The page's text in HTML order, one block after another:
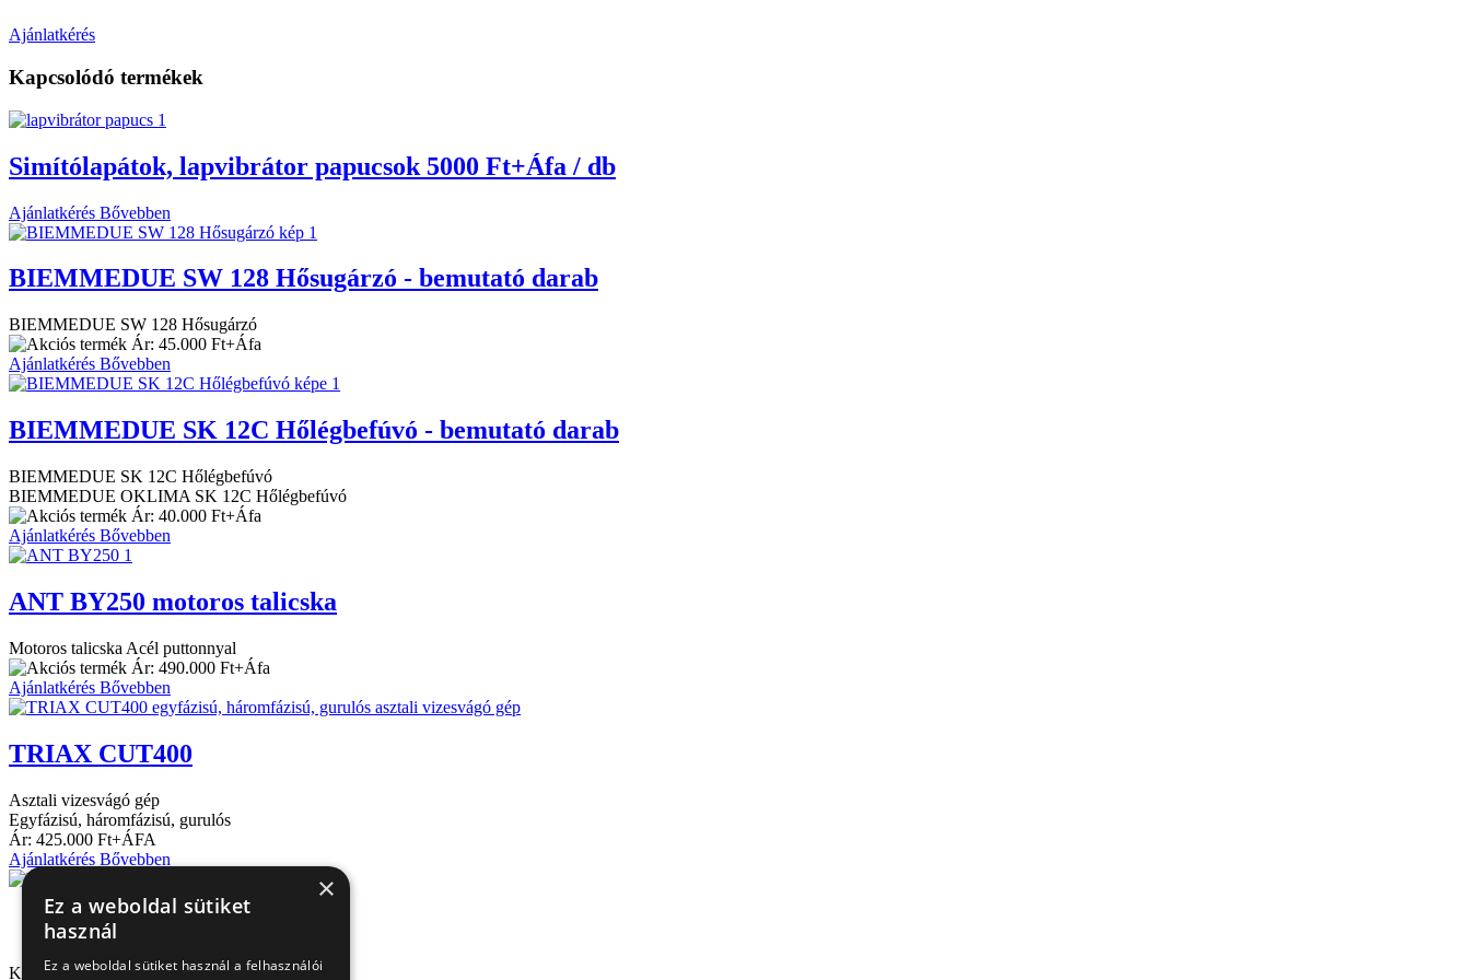
Ajánlatkérés
Kapcsolódó termékek
Simítólapátok, lapvibrátor papucsok 5000 Ft+Áfa / db
Ajánlatkérés Bővebben
BIEMMEDUE SW 128 Hősugárzó - bemutató darab
BIEMMEDUE SW 128 Hősugárzó
Ár: 45.000 Ft+Áfa
Ajánlatkérés Bővebben
BIEMMEDUE SK 12C Hőlégbefúvó - bemutató darab
BIEMMEDUE SK 12C Hőlégbefúvó
BIEMMEDUE OKLIMA SK 12C Hőlégbefúvó
Ár: 40.000 Ft+Áfa
Ajánlatkérés Bővebben
ANT BY250 motoros talicska
Motoros talicska Acél puttonnyal
Ár: 490.000 Ft+Áfa
Ajánlatkérés Bővebben
TRIAX CUT400
Asztali vizesvágó gép
Egyfázisú, háromfázisú, gurulós
Ár: 425.000 Ft+ÁFA
Ajánlatkérés Bővebben
Kapcsolat
×
Ez a weboldal sütiket
használ
Ez a weboldal sütiket használ a felhasználói